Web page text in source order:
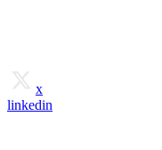
x
linkedin